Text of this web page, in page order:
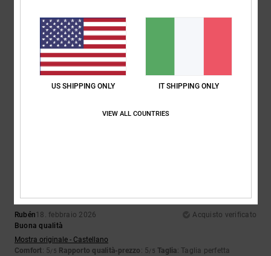
3. aprile 2026
Mia figlia adolescente è felicissima, le piace tantissimo
Mostra originale - English
Rubén18. febbraio 2026
Acquisto verificato
Buona qualità
Mostra originale - Castellano
Comfort: 5/5 Rapporto qualità-prezzo : 5/5 Taglia: Taglia perfetta
US SHIPPING ONLY IT SHIPPING ONLY
VIEW ALL COUNTRIES